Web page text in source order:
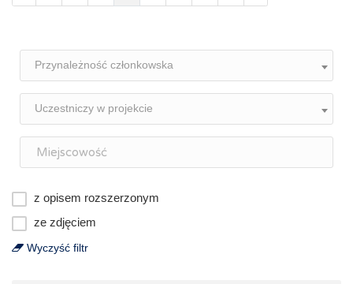
Przynależność członkowska
Uczestniczy w projekcie
z opisem rozszerzonym
ze zdjęciem
Wyczyść filtr